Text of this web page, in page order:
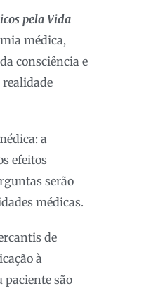
pela Vida
médica,
consciência e
realidade
a
efeitos
serão
médicas.
de
à
paciente são